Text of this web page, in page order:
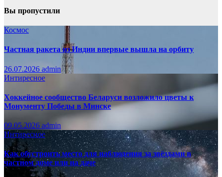
Вы пропустили
Космос
Частная ракета из Индии впервые вышла на орбиту
26.07.2026 admin
Интиресное
Хоккейное сообщество Беларуси возложило цветы к
Монументу Победы в Минске
09.05.2026 admin
Интиресное
Как обустроить место для наблюдения за звёздами в
частном доме или на даче